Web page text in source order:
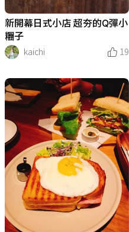
新開幕日式小店 超夯的Q彈小
糰子
kaichi
19